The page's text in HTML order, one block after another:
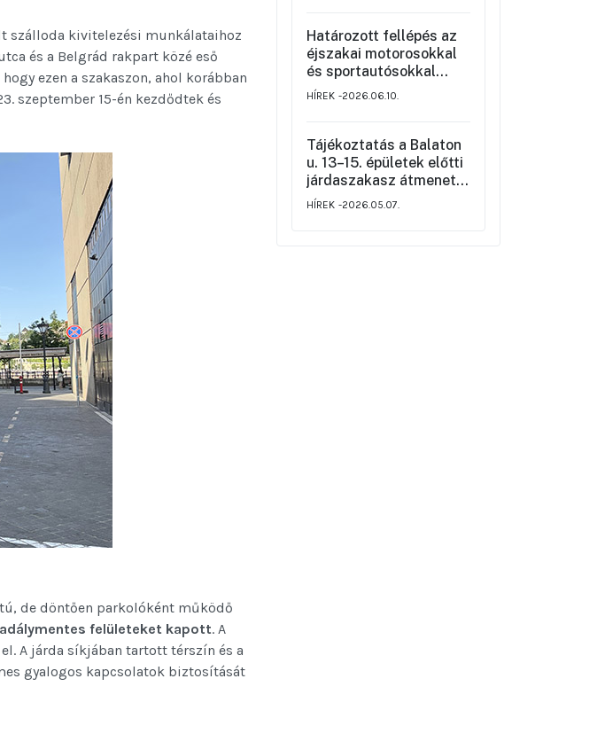
szálloda kivitelezési munkálataihoz
és a Belgrád rakpart közé eső
ezen a szakaszon, ahol korábban
szeptember 15-én kezdődtek és
de döntően parkolóként működő
felületeket kapott. A
A járda síkjában tartott térszín és a
gyalogos kapcsolatok biztosítását
valamint a környék
ideiglenes forgalmi
rendjéről
Határozott fellépés az
éjszakai motorosokkal
és sportautósokkal
szemben
HÍREK 2026.06.10.
Tájékoztatás a Balaton
u. 13–15. épületek előtti
járdaszakasz átmeneti
korlátozásáról
HÍREK 2026.05.07.